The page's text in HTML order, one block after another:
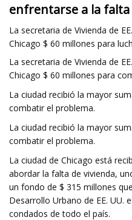
enfrentarse a la falta
La secretaria de Vivienda de
Chicago $ 60 millones para
La secretaria de Vivienda de
Chicago $ 60 millones para
La ciudad recibió la mayor
combatir el problema.
La ciudad recibió la mayor
combatir el problema.
La ciudad de Chicago está
abordar la falta de vivienda,
un fondo de $ 315 millones
Desarrollo Urbano de EE. UU.
condados de todo el país.